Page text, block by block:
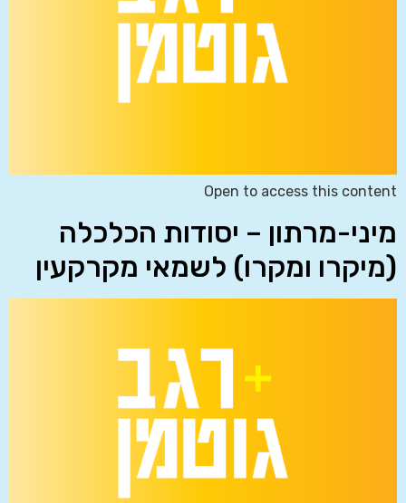
Open to access this content
מיני-מרתון – יסודות הכלכלה
(מיקרו ומקרו) לשמאי מקרקעין